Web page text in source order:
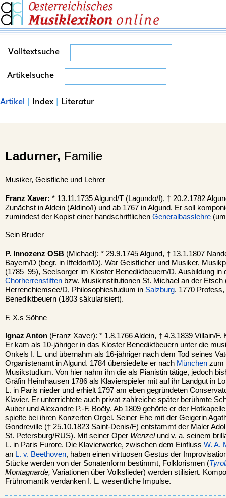
Volltextsuche
Artikelsuche
Artikel | Index | Literatur
Ladurner, Familie
Musiker, Geistliche und Lehrer
Franz Xaver: * 13.11.1735 Algund/T (Lagundo/I), † 20.2.1782
Zunächst in Aldein (Aldino/I) und ab 1767 in Algund. Er soll
zumindest der Kopist einer handschriftlichen Generalbasslehre
Sein Bruder
P. Innozenz OSB (Michael): * 29.9.1745 Algund, † 13.1.1807
Bayern/D (begr. in Iffeldorf/D). War Geistlicher und Musiker,
(1785–95), Seelsorger im Kloster Benediktbeuern/D. Ausbildung in
Chorherrenstiften bzw. Musikinstitutionen St. Michael an der Etsch
Herrenchiemsee/D, Philosophiestudium in Salzburg. 1770
Benediktbeuern (1803 säkularisiert).
F. X.s Söhne
Ignaz Anton (Franz Xaver): * 1.8.1766 Aldein, † 4.3.1839 Villain/
Er kam als 10-jähriger in das Kloster Benediktbeuern unter die
Onkels I. L. und übernahm als 16-jähriger nach dem Tod seines
Organistenamt in Algund. 1784 übersiedelte er nach München zum
Musikstudium. Von hier nahm ihn die als Pianistin tätige, jedoch
Gräfin Heimhausen 1786 als Klavierspieler mit auf ihr Landgut in
L. in Paris nieder und erhielt 1797 am eben gegründeten
Klavier. Er unterrichtete auch privat zahlreiche später berühmte
Auber und Alexandre P.-F. Boëly. Ab 1809 gehörte er der
spielte bei ihren Konzerten Orgel. Seiner Ehe mit der Geigerin
Gondreville († 25.10.1823 Saint-Denis/F) entstammt der Maler
St. Petersburg/RUS). Mit seiner Oper Wenzel und v. a. seinem
L. in Paris Furore. Die Klavierwerke, zwischen dem Einfluss W. A.
an L. v. Beethoven, haben einen virtuosen Gestus der
Stücke werden von der Sonatenform bestimmt, Folklorismen (
Montagnarde, Variationen über Volkslieder) werden stilisiert.
Frühromantik verdanken I. L. wesentliche Impulse.